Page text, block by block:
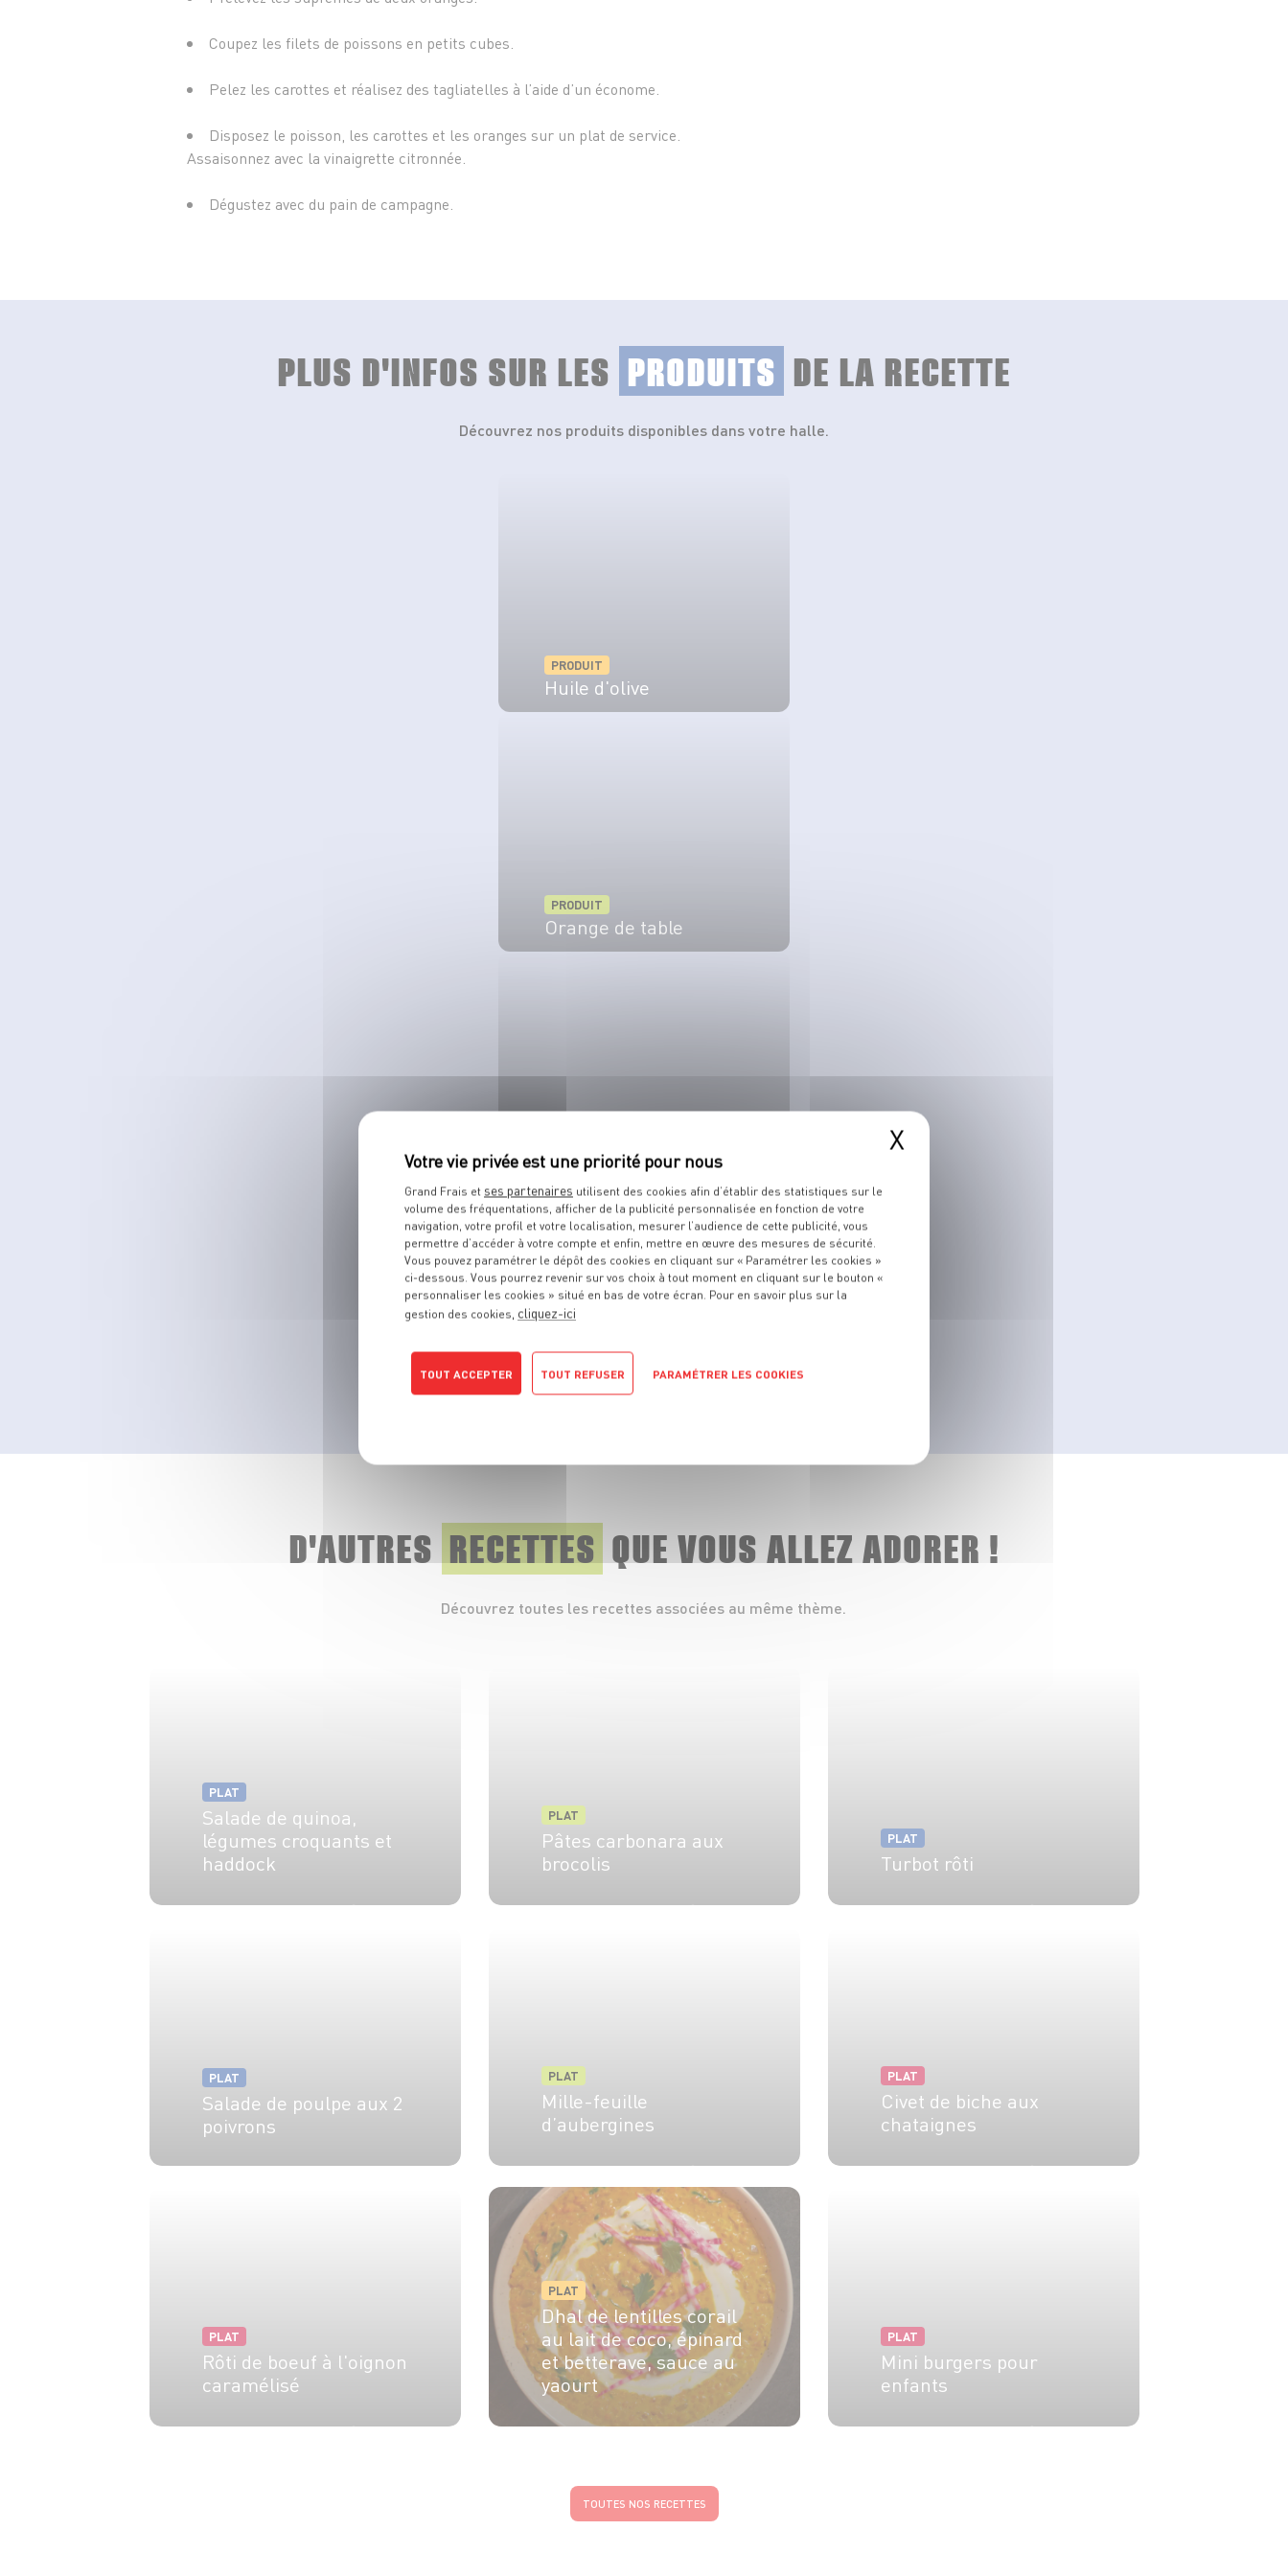
Coupez les filets de poissons en petits cubes.
Pelez les carottes et réalisez des tagliatelles à l’aide d’un économe.
Disposez le poisson, les carottes et les oranges sur un plat de service.
Assaisonnez avec la vinaigrette citronnée.
Dégustez avec du pain de campagne.
PLUS D'INFOS SUR LES PRODUITS DE LA RECETTE
Découvrez nos produits disponibles dans votre halle.
PRODUIT
Huile d'olive
PRODUIT
Orange de table
Carotte
VOIR LE PRODUIT
PRODUIT
D'AUTRES RECETTES QUE VOUS ALLEZ ADORER !
Découvrez toutes les recettes associées au même thème.
PLAT
Salade de quinoa,
légumes croquants et
haddock
PLAT
Pâtes carbonara aux
brocolis
PLAT
Turbot rôti
PLAT
Salade de poulpe aux 2
poivrons
PLAT
Mille-feuille
d’aubergines
PLAT
Civet de biche aux
chataignes
PLAT
Rôti de boeuf à l'oignon
caramélisé
PLAT
Dhal de lentilles corail
au lait de coco, épinard
et betterave, sauce au
yaourt
PLAT
Mini burgers pour
enfants
TOUTES NOS RECETTES
X
Grand Frais et ses partenaires utilisent des cookies afin d’établir des statistiques sur le
volume des fréquentations, afficher de la publicité personnalisée en fonction de votre
navigation, votre profil et votre localisation, mesurer l’audience de cette publicité, vous
permettre d’accéder à votre compte et enfin, mettre en œuvre des mesures de sécurité.
Vous pouvez paramétrer le dépôt des cookies en cliquant sur « Paramétrer les cookies »
ci-dessous. Vous pourrez revenir sur vos choix à tout moment en cliquant sur le bouton «
personnaliser les cookies » situé en bas de votre écran. Pour en savoir plus sur la
gestion des cookies, cliquez-ici
TOUT ACCEPTER TOUT REFUSER PARAMÉTRER LES COOKIES